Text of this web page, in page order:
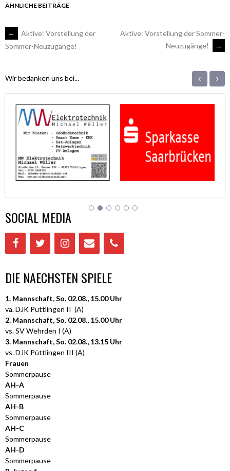
teilen
Fenster
geöffnet)
teilen
Fenster
geöffnet)
ÄHNLICHE BEITRÄGE
ARTIKEL-
←
Aktive: Vorstellung der
Sommer-Neuzugänge!
Aktive: Vorstellung der Sommer-
Neuzugänge!
→
Wir bedanken uns bei... ‹ ›
SOCIAL MEDIA
DIE NAECHSTEN SPIELE
1. Mannschaft, So. 02.08., 15.00 Uhr
va. DJK Püttlingen II (A)
2. Mannschaft, So. 02.08., 15.00 Uhr
vs. SV Wehrden I (A)
3. Mannschaft, So. 02.08., 13.15 Uhr
vs. DJK Püttlingen III (A)
Frauen
Sommerpause
AH-A
Sommerpause
AH-B
Sommerpause
AH-C
Sommerpause
AH-D
Sommerpause